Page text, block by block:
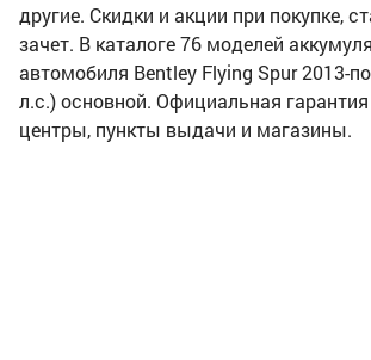
другие. Скидки и акции при покупке,
зачет. В каталоге 76 моделей
автомобиля Bentley Flying Spur 2013-
л.с.) основной. Официальная
центры, пункты выдачи и магазины.